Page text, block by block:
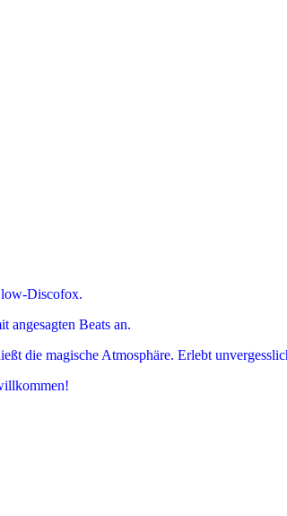
Discofox.
angesagten Beats an.
die magische Atmosphäre. Erlebt